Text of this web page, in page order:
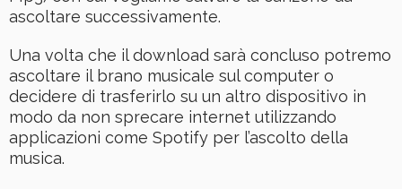
ascoltare successivamente.
Una volta che il download sarà concluso potremo
ascoltare il brano musicale sul computer o
decidere di trasferirlo su un altro dispositivo in
modo da non sprecare internet utilizzando
applicazioni come Spotify per l’ascolto della
musica.